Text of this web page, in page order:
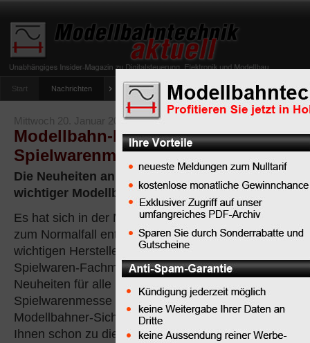
Start Nachrichten Tipps Newsletter Archiv Magazin
umfrage-viessmann-multiprotokoll-lichtdecoder
Mittwoch 20. Januar 2010
Modellbahn-Neuheiten 2010 schon
Spielwarenmesse in Nürnberg
Die Neuheiten an rollendem Material für die
wichtiger Modellbahn-Hersteller für 2010
Es hat sich in der Modelleisenbahn-Branche
zum Normalfall entwickelt, dass alle
wichtigen Hersteller bereits deutlich vor der
Spielwaren-Fachmesse in Nürnberg die
Neuheiten für alle Interessenten publik machen. Das
Spielwarenmesse als Fachmesse ohne freien
Modellbahner-Sicht noch weiter ab, gibt uns aber die
Ihnen schon zu diesem frühen Zeitpunkt auf die